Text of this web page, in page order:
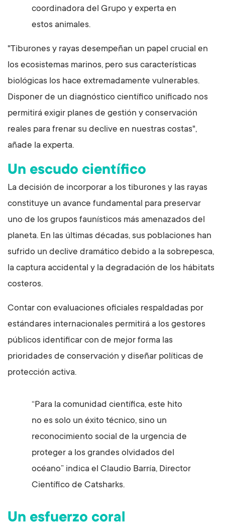
coordinadora del Grupo y experta en
estos animales.
"Tiburones y rayas desempeñan un papel crucial en
los ecosistemas marinos, pero sus características
biológicas los hace extremadamente vulnerables.
Disponer de un diagnóstico científico unificado nos
permitirá exigir planes de gestión y conservación
reales para frenar su declive en nuestras costas",
añade la experta.
Un escudo científico
La decisión de incorporar a los tiburones y las rayas
constituye un avance fundamental para preservar
uno de los grupos faunísticos más amenazados del
planeta. En las últimas décadas, sus poblaciones han
sufrido un declive dramático debido a la sobrepesca,
la captura accidental y la degradación de los hábitats
costeros.
Contar con evaluaciones oficiales respaldadas por
estándares internacionales permitirá a los gestores
públicos identificar con de mejor forma las
prioridades de conservación y diseñar políticas de
protección activa.
“Para la comunidad científica, este hito
no es solo un éxito técnico, sino un
reconocimiento social de la urgencia de
proteger a los grandes olvidados del
océano” indica el Claudio Barría, Director
Científico de Catsharks.
Un esfuerzo coral